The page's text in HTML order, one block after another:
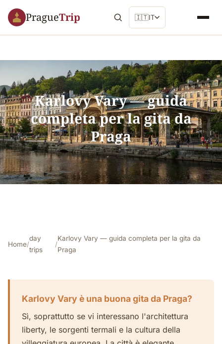
PragueTrip 🇮🇹IT
Karlovy Vary — guida
completa per la gita da
Praga
Home/
day
trips
/
Karlovy Vary — guida completa per la gita da
Praga
Karlovy Vary è una buona gita da Praga?
Sì, soprattutto se vi interessano l'architettura
liberty, le sorgenti termali e la cultura della